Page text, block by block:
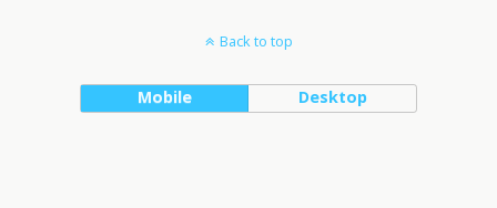
Back to top
Mobile Desktop